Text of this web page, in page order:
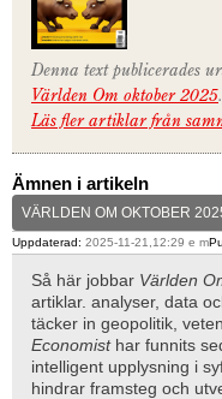
Denna text publicerades
Världen Om oktober 2025
Läs fler artiklar från
Ämnen i artikeln
VÄRLDEN OM OKTOBER
Uppdaterad: 2025-11-21,12:29 e m
Så här jobbar Världen
artiklar. analyser, data
täcker in geopolitik,
Economisthar funnits
intelligent upplysning i
hindrar framsteg och